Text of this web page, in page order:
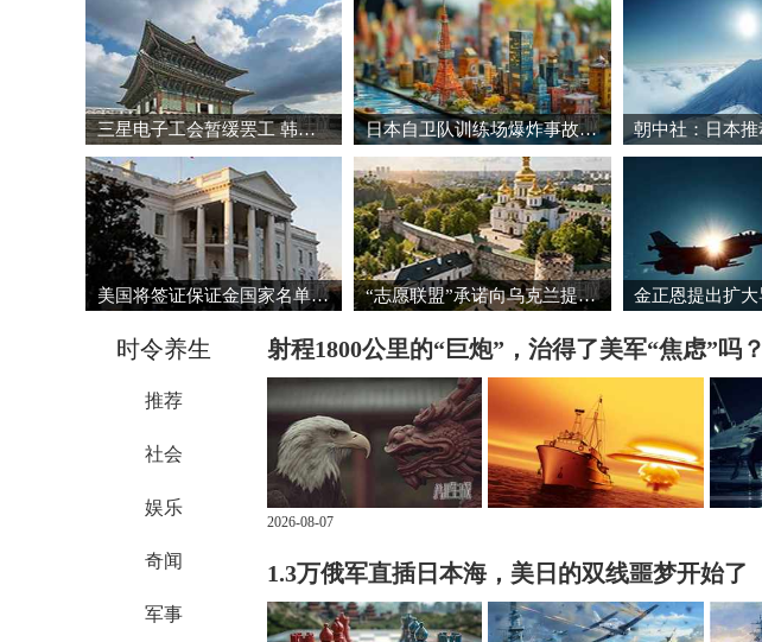
三星电子工会暂缓罢工 韩国股市强劲反弹 日本自卫队训练场爆炸事故致3死1重伤
美国将签证保证金国家名单扩大至38国 “志愿联盟”承诺向乌克兰提供安全保障
时令养生
推荐
社会
娱乐
奇闻
军事
射程1800公里的“巨炮”，治得了美军“焦虑”吗？
2026-08-07
1.3万俄军直插日本海，美日的双线噩梦开始了